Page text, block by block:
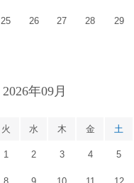
25 26 27 28 29
2026年09月
火 水 木 金 土
1 2 3 4 5